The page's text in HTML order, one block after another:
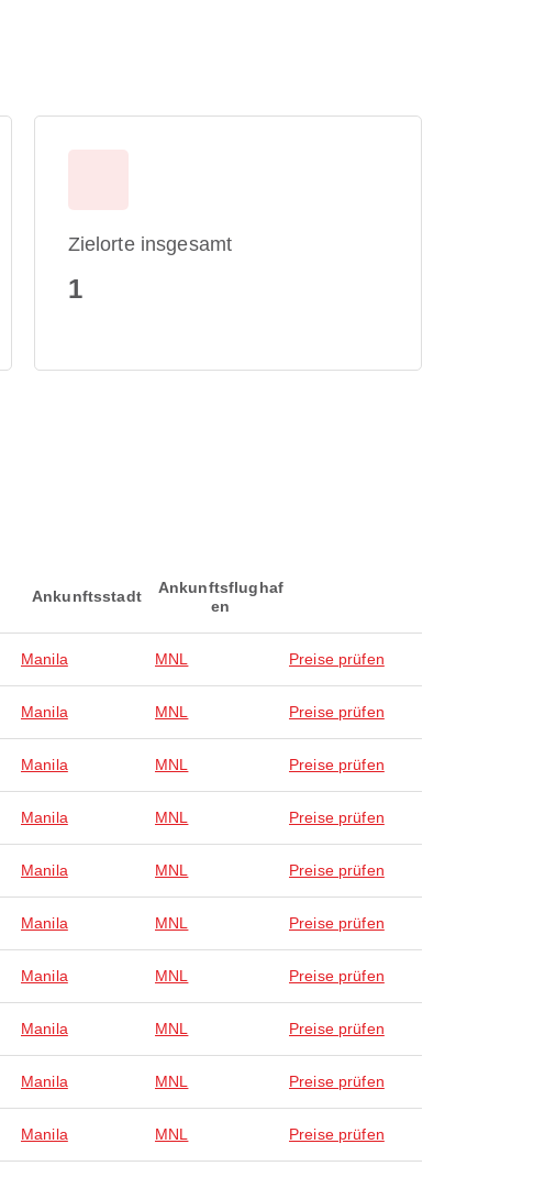
Zielorte insgesamt
1
Ankunftsstadt
Ankunftsflughaf
en
Manila MNL Preise prüfen
Manila MNL Preise prüfen
Manila MNL Preise prüfen
Manila MNL Preise prüfen
Manila MNL Preise prüfen
Manila MNL Preise prüfen
Manila MNL Preise prüfen
Manila MNL Preise prüfen
Manila MNL Preise prüfen
Manila MNL Preise prüfen